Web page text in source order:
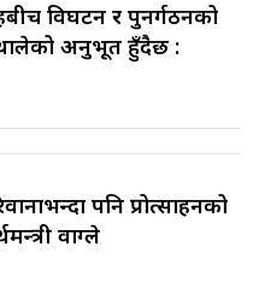
विघटन र पुनर्गठनको
अनुभूत हुँदैछ :
पनि प्रोत्साहनको
वाग्ले